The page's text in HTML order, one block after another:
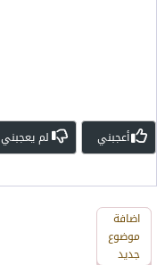
أعجبني لم يعجبني
اضافة
رد
جديد
اضافة
موضوع
جديد